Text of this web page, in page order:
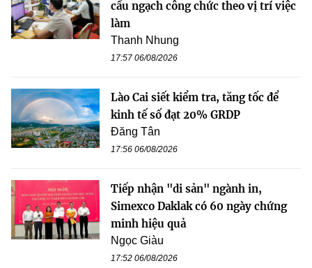
cấu ngạch công chức theo vị trí việc
làm
Thanh Nhung
17:57 06/08/2026
Lào Cai siết kiểm tra, tăng tốc để
kinh tế số đạt 20% GRDP
Đăng Tân
17:56 06/08/2026
Tiếp nhận "di sản" ngành in,
Simexco Daklak có 60 ngày chứng
minh hiệu quả
Ngọc Giàu
17:52 06/08/2026